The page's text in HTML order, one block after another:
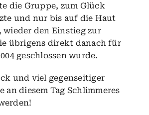
die Gruppe, zum Glück
und nur bis auf die Haut
wieder den Einstieg zur
übrigens direkt danach für
geschlossen wurde.
und viel gegenseitiger
an diesem Tag Schlimmeres